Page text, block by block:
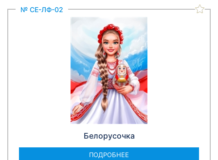
№ СЕ-ЛФ-02
Белорусочка
ПОДРОБНЕЕ